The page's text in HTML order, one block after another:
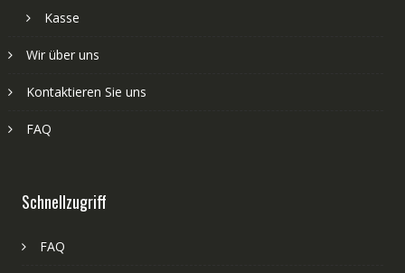
Kasse
Wir über uns
Kontaktieren Sie uns
FAQ
Schnellzugriff
FAQ